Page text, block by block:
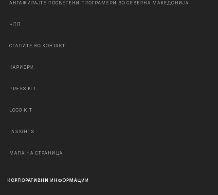
АНГАЖИРАЈТЕ ПОСВЕТЕНИ ПРОГРАМЕРИ ВО СЕВЕРНА МАКЕДОНИЈА
ЧПП
СТАПИТЕ ВО КОНТАКТ
КАРИЕРИ
PRESS KIT
LOGO KIT
INSIGHTS
МАПА НА СТРАНИЦА
КОРПОРАТИВНИ ИНФОРМАЦИИ